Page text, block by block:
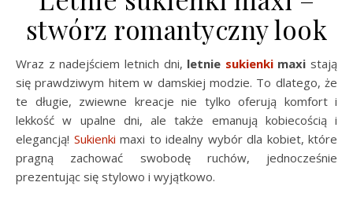
stwórz romantyczny look
Wraz z nadejściem letnich dni, letnie sukienkimaxi stają
się prawdziwym hitem w damskiej modzie. To dlatego, że
te długie, zwiewne kreacje nie tylko oferują komfort i
lekkość w upalne dni, ale także emanują kobiecością i
elegancją! Sukienki maxi to idealny wybór dla kobiet, które
pragną zachować swobodę ruchów, jednocześnie
prezentując się stylowo i wyjątkowo.